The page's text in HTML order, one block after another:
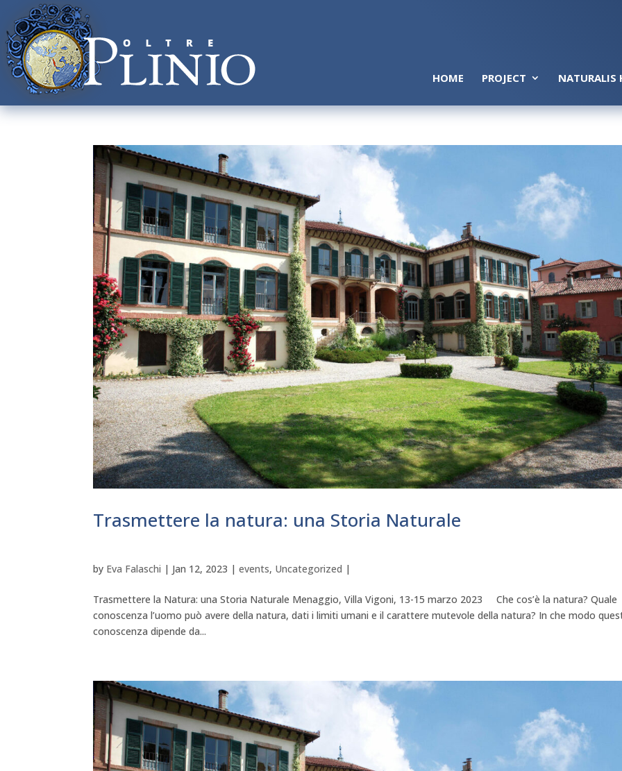
HOME PROJECT NATURALIS
Trasmettere la natura: una Storia Naturale
by Eva Falaschi | Jan 12, 2023 |events, Uncategorized |
Trasmettere la Natura: una Storia Naturale Menaggio, Villa Vigoni, 13-15 marzo 2023 Che cos’è la natura? Quale
conoscenza l’uomo può avere della natura, dati i limiti umani e il carattere mutevole della natura? In che modo
conoscenza dipende da...